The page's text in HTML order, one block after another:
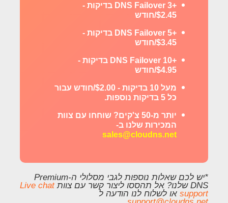
+3 DNS Failover בדיקות -
$2.45/חודש
+5 DNS Failover בדיקות -
$3.45/חודש
+10 DNS Failover בדיקות -
$4.95/חודש
מעל 10 בדיקות - $2.00/חודש עבור
כל 5 בדיקות נוספות.
יותר מ-50 צ'קים? שוחחו עם צוות
המכירות שלנו ב-
sales@cloudns.net
*יש לכם שאלות נוספות לגבי מסלולי ה-Premium
DNS שלנו? אל תהססו ליצור קשר עם צוות
Live chat
support או לשלוח לנו הודעה ל